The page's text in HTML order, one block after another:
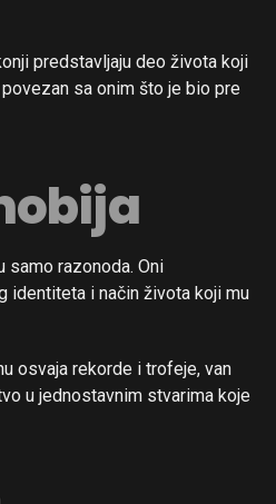
predstavljaju deo života koji
sa onim što je bio pre
samo razonoda. Oni
identiteta i način života koji mu
osvaja rekorde i trofeje, van
u jednostavnim stvarima koje